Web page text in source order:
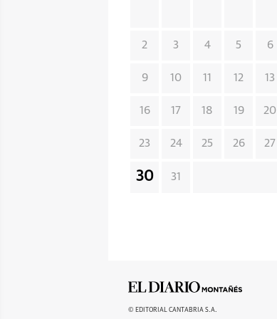
2 3 4 5 6
9 10 11 12 13
16 17 18 19 20
23 24 25 26 27
30 31
© EDITORIAL CANTABRIA S.A.